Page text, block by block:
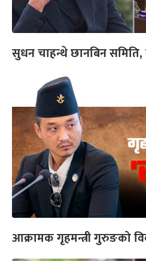
सुधन चाहन्थे छानबिन समिति,
आक्रामक गृहमन्त्री गुरुङको